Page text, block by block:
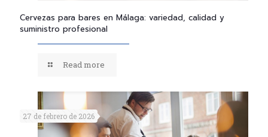
Cervezas para bares en Málaga: variedad, calidad y
suministro profesional
Read more
27 de febrero de 2026